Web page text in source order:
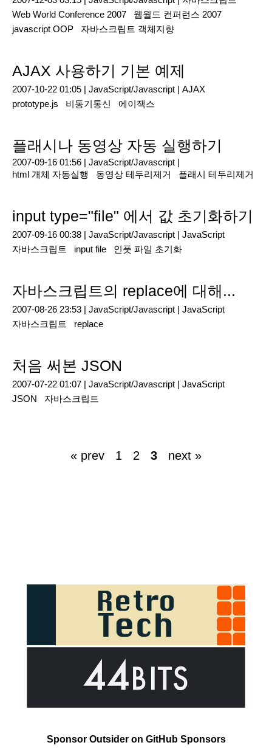
Web World Conference 2007
웹월드 컨퍼런스 2007
javascript OOP
자바스크립트 객체지향
AJAX 사용하기 기본 예제
2007-10-22 01:05 | JavaScript/Javascript | AJAX
prototype.js
비동기통신 에이잭스
플래시나 동영상 자동 실행하기
2007-09-16 01:56 | JavaScript/Javascript |
html 개체 자동실행
동영상 테두리제거 플래시 테두리제거
input type="file" 에서 값 초기화하기
2007-09-16 00:38 | JavaScript/Javascript | JavaScript
자바스크립트
input file 인풋 파일 초기화
자바스크립트의 replace에 대해...
2007-08-26 23:53 | JavaScript/Javascript | JavaScript
자바스크립트
replace
처음 써본 JSON
2007-07-22 01:07 | JavaScript/Javascript | JavaScript
JSON
자바스크립트
« prev 1 2 3 next »
Sponsor Outsider on GitHub Sponsors